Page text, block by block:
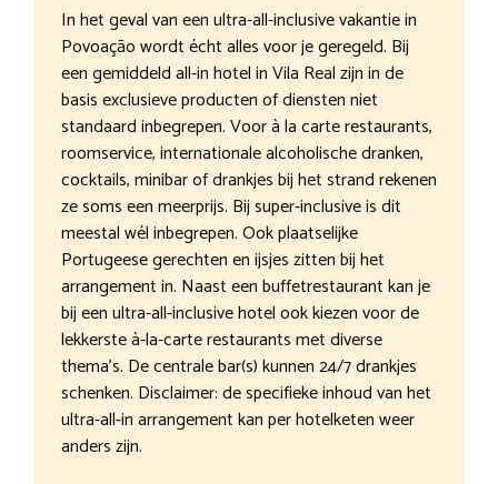
In het geval van een ultra-all-inclusive vakantie in
Povoação wordt écht alles voor je geregeld. Bij
een gemiddeld all-in hotel in Vila Real zijn in de
basis exclusieve producten of diensten niet
standaard inbegrepen. Voor à la carte restaurants,
roomservice, internationale alcoholische dranken,
cocktails, minibar of drankjes bij het strand rekenen
ze soms een meerprijs. Bij super-inclusive is dit
meestal wél inbegrepen. Ook plaatselijke
Portugeese gerechten en ijsjes zitten bij het
arrangement in. Naast een buffetrestaurant kan je
bij een ultra-all-inclusive hotel ook kiezen voor de
lekkerste à-la-carte restaurants met diverse
thema’s. De centrale bar(s) kunnen 24/7 drankjes
schenken. Disclaimer: de specifieke inhoud van het
ultra-all-in arrangement kan per hotelketen weer
anders zijn.